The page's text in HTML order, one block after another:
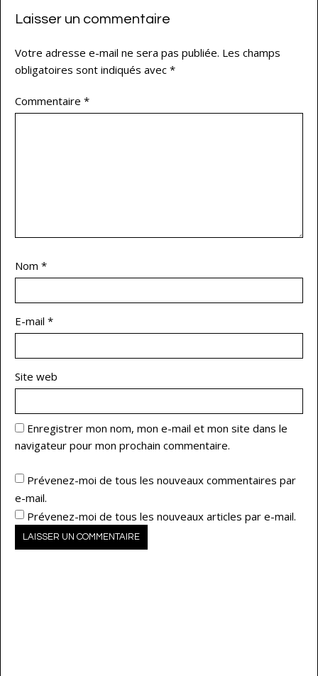
Laisser un commentaire
Votre adresse e-mail ne sera pas publiée. Les champs
obligatoires sont indiqués avec *
Commentaire *
Nom *
E-mail *
Site web
Enregistrer mon nom, mon e-mail et mon site dans le
navigateur pour mon prochain commentaire.
Prévenez-moi de tous les nouveaux commentaires par
e-mail.
Prévenez-moi de tous les nouveaux articles par e-mail.